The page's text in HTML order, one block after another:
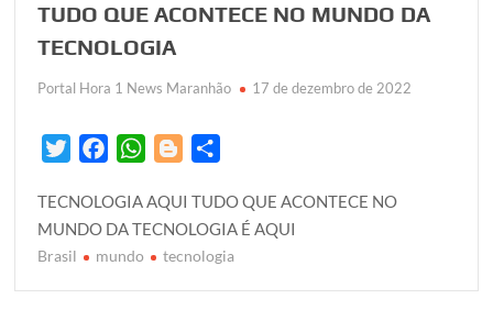
TUDO QUE ACONTECE NO MUNDO DA
TECNOLOGIA
Portal Hora 1 News Maranhão 17 de dezembro de 2022
i
t
t
e
c
e
b
o
W
a
t
s
A
o
g
g
e
a
r
e
TECNOLOGIA AQUI TUDO QUE ACONTECE NO
MUNDO DA TECNOLOGIA É AQUI
Brasil mundo tecnologia